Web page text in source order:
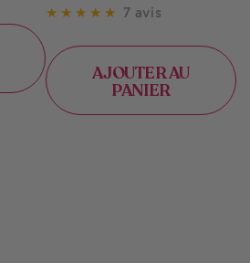
7 avis
AJOUTER AU
PANIER